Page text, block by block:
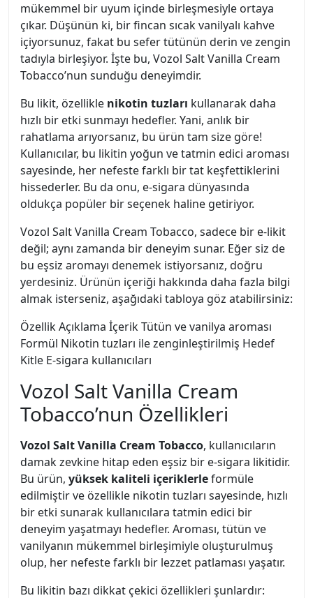
mükemmel bir uyum içinde birleşmesiyle ortaya
çıkar. Düşünün ki, bir fincan sıcak vanilyalı kahve
içiyorsunuz, fakat bu sefer tütünün derin ve zengin
tadıyla birleşiyor. İşte bu, Vozol Salt Vanilla Cream
Tobacco’nun sunduğu deneyimdir.
Bu likit, özellikle nikotin tuzları kullanarak daha
hızlı bir etki sunmayı hedefler. Yani, anlık bir
rahatlama arıyorsanız, bu ürün tam size göre!
Kullanıcılar, bu likitin yoğun ve tatmin edici aroması
sayesinde, her nefeste farklı bir tat keşfettiklerini
hissederler. Bu da onu, e-sigara dünyasında
oldukça popüler bir seçenek haline getiriyor.
Vozol Salt Vanilla Cream Tobacco, sadece bir e-likit
değil; aynı zamanda bir deneyim sunar. Eğer siz de
bu eşsiz aromayı denemek istiyorsanız, doğru
yerdesiniz. Ürünün içeriği hakkında daha fazla bilgi
almak isterseniz, aşağıdaki tabloya göz atabilirsiniz:
Özellik Açıklama İçerik Tütün ve vanilya aroması
Formül Nikotin tuzları ile zenginleştirilmiş Hedef
Kitle E-sigara kullanıcıları
Vozol Salt Vanilla Cream
Tobacco’nun Özellikleri
Vozol Salt Vanilla Cream Tobacco, kullanıcıların
damak zevkine hitap eden eşsiz bir e-sigara likitidir.
Bu ürün, yüksek kaliteli içeriklerleformüle
edilmiştir ve özellikle nikotin tuzları sayesinde, hızlı
bir etki sunarak kullanıcılara tatmin edici bir
deneyim yaşatmayı hedefler. Aroması, tütün ve
vanilyanın mükemmel birleşimiyle oluşturulmuş
olup, her nefeste farklı bir lezzet patlaması yaşatır.
Bu likitin bazı dikkat çekici özellikleri şunlardır: